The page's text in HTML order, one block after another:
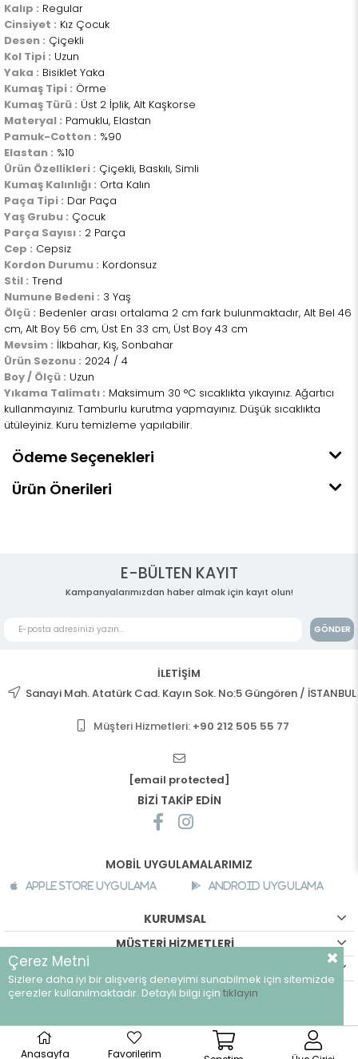
Kalıp : Regular
Cinsiyet : Kız Çocuk
Desen : Çiçekli
Kol Tipi : Uzun
Yaka : Bisiklet Yaka
Kumaş Tipi : Örme
Kumaş Türü : Üst 2 İplik, Alt Kaşkorse
Materyal : Pamuklu, Elastan
Pamuk-Cotton : %90
Elastan : %10
Ürün Özellikleri : Çiçekli, Baskılı, Simli
Kumaş Kalınlığı : Orta Kalın
Paça Tipi : Dar Paça
Yaş Grubu : Çocuk
Parça Sayısı : 2 Parça
Cep : Cepsiz
Kordon Durumu : Kordonsuz
Stil : Trend
Numune Bedeni : 3 Yaş
Ölçü : Bedenler arası ortalama 2 cm fark bulunmaktadır, Alt Bel 46
cm, Alt Boy 56 cm, Üst En 33 cm, Üst Boy 43 cm
Mevsim : İlkbahar, Kış, Sonbahar
Ürün Sezonu : 2024 / 4
Boy / Ölçü : Uzun
Yıkama Talimatı : Maksimum 30 °C sıcaklıkta yıkayınız. Ağartıcı
kullanmayınız. Tamburlu kurutma yapmayınız. Düşük sıcaklıkta
ütüleyiniz. Kuru temizleme yapılabilir.
Ödeme Seçenekleri
Ürün Önerileri
E-BÜLTEN KAYIT
Kampanyalarımızdan haber almak için kayıt olun!
GÖNDER
İLETİŞİM
Sanayi Mah. Atatürk Cad. Kayın Sok. No:5 Güngören / İSTANBUL
Müşteri Hizmetleri: +90 212 505 55 77
[email protected]
BİZİ TAKİP EDİN
MOBİL UYGULAMALARIMIZ
Apple Store Uygulama Android Uygulama
KURUMSAL
MÜŞTERİ HİZMETLERİ
©breeze.com.tr - Tüm hakları saklıdır.
Anasayfa Favorilerim
Çerez Metni
Sizlere daha iyi bir alışveriş deneyimi sunabilmek için sitemizde
çerezler kullanılmaktadır. Detaylı bilgi için tıklayın